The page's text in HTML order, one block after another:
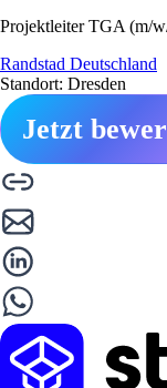
Projektleiter TGA (m/
Randstad Deutschland
Standort: Dresden
Jetzt